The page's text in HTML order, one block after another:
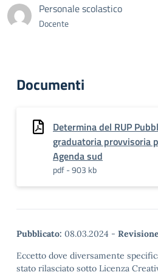
Personale scolastico
Docente
Documenti
Determina del RUP
graduatoria provvisoria
Agenda sud
pdf - 903 kb
Pubblicato: 08.03.2024 -
Eccetto dove diversamente
stato rilasciato sotto Licenza